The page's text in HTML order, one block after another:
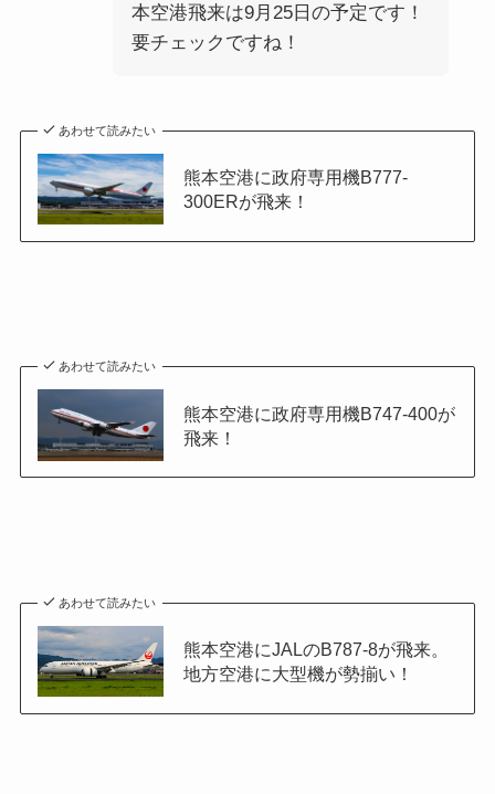
本空港飛来は9月25日の予定です！
要チェックですね！
あわせて読みたい
熊本空港に政府専用機B777-
300ERが飛来！
あわせて読みたい
熊本空港に政府専用機B747-400が
飛来！
あわせて読みたい
熊本空港にJALのB787-8が飛来。
地方空港に大型機が勢揃い！